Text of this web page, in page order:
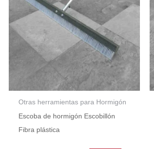
Otras herramientas para Hormigón
Escoba de hormigón Escobillón
Fibra plástica